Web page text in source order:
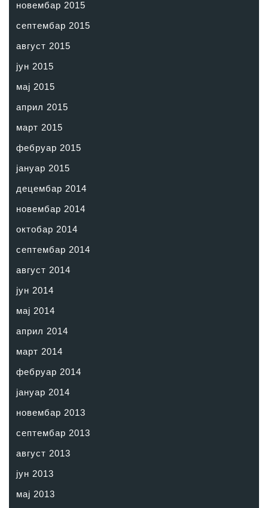
новембар 2015
септембар 2015
август 2015
јун 2015
мај 2015
април 2015
март 2015
фебруар 2015
јануар 2015
децембар 2014
новембар 2014
октобар 2014
септембар 2014
август 2014
јун 2014
мај 2014
април 2014
март 2014
фебруар 2014
јануар 2014
новембар 2013
септембар 2013
август 2013
јун 2013
мај 2013